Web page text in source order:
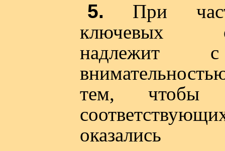
5. При
ключевых
надлежит
тем,
оказались